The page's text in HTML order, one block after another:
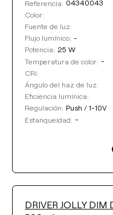
Referencia: 04340043
Color:
Fuente de luz:
Flujo lumínico: -
Potencia: 25 W
Temperatura de color: -
CRI:
Ángulo del haz de luz:
Eficiencia lumínica:
Regulación: Push / 1-10V
Estanqueidad: -
DRIVER JOLLY DIM